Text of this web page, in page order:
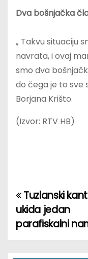
Dva bošnjačka
„ Takvu situaciju
navrata, i ovaj
smo dva
do čega je to sve
Borjana Krišto.
(Izvor: RTV HB)
P
o
Tuzlanski
ukida jedan
parafiskalni